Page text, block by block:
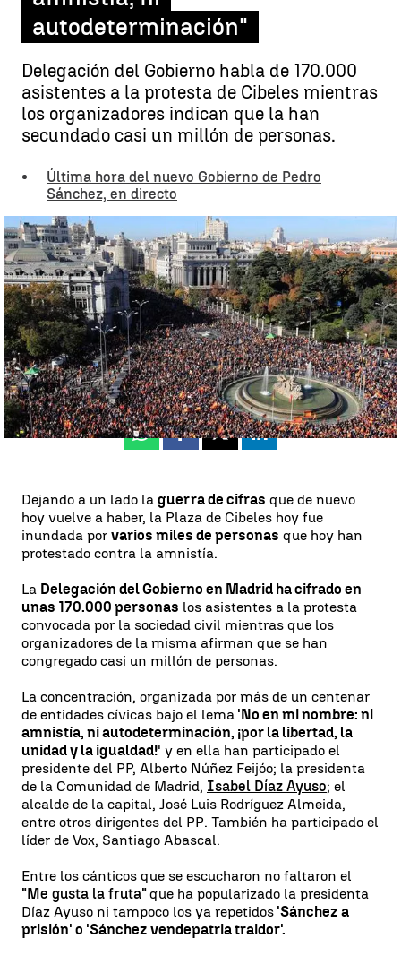
autodeterminación"
Delegación del Gobierno habla de 170.000
asistentes a la protesta de Cibeles mientras
los organizadores indican que la han
secundado casi un millón de personas.
Última hora del nuevo Gobierno de Pedro
Sánchez, en directo
Protesta contra la amnistía en Cibeles |
Miriam Vázquez
Publicado:18 de noviembre de 2023, 19:23
WhatsappFacebook
X Linkedin
Dejando a un lado la guerra de cifras que de nuevo
hoy vuelve a haber, la Plaza de Cibeles hoy fue
inundada por varios miles de personas que hoy han
protestado contra la amnistía.
La Delegación del Gobierno en Madrid ha cifrado en
unas 170.000 personas los asistentes a la protesta
convocada por la sociedad civil mientras que los
organizadores de la misma afirman que se han
congregado casi un millón de personas.
La concentración, organizada por más de un centenar
de entidades cívicas bajo el lema 'No en mi nombre: ni
amnistía, ni autodeterminación, ¡por la libertad, la
unidad y la igualdad!' y en ella han participado el
presidente del PP, Alberto Núñez Feijóo; la presidenta
de la Comunidad de Madrid, Isabel Díaz Ayuso; el
alcalde de la capital, José Luis Rodríguez Almeida,
entre otros dirigentes del PP. También ha participado el
líder de Vox, Santiago Abascal.
Entre los cánticos que se escucharon no faltaron el
"Me gusta la fruta"que ha popularizado la presidenta
Díaz Ayuso ni tampoco los ya repetidos 'Sánchez a
prisión' o 'Sánchez vendepatria traidor'.